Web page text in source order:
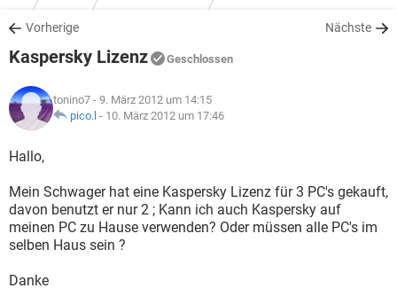
WINDOWS 10
WHATSAPP TIKTOK
FACEBOOK
SPIELE
WHATSAPP
FACEBOOK
DOWNLOADS
SPIELE STREAMING
ANDROID
WINDOWS 10 INSTAGRAM
WHATSAPP
FORUM
SPIELE
ANDROID
WINDOWS 10
WHATSAPP TIKTOK
FACEBOOK HARDWARE
LEXIKON
SPIELE
WINDOWS 10 INSTAGRAM
WHATSAPP
Vorherige Nächste
Kaspersky Lizenz Geschlossen
tonino7 - 9. März 2012 um 14:15
pico.l - 10. März 2012 um 17:46
Hallo,
Mein Schwager hat eine Kaspersky Lizenz für 3 PC's gekauft,
davon benutzt er nur 2 ; Kann ich auch Kaspersky auf
meinen PC zu Hause verwenden? Oder müssen alle PC's im
selben Haus sein ?
Danke